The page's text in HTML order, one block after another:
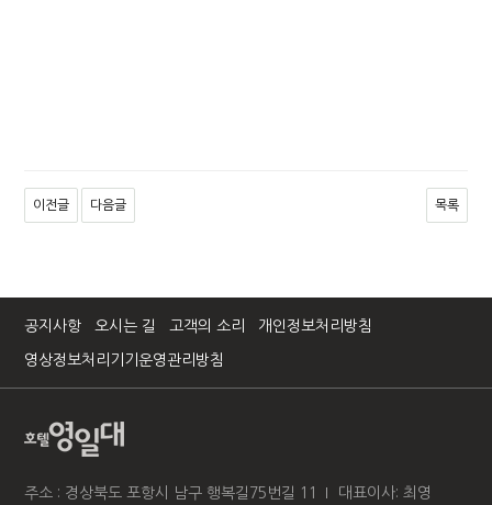
이전글 다음글 목록
공지사항 오시는 길 고객의 소리 개인정보처리방침
영상정보처리기기운영관리방침
주소 : 경상북도 포항시 남구 행복길75번길 11 대표이사: 최영